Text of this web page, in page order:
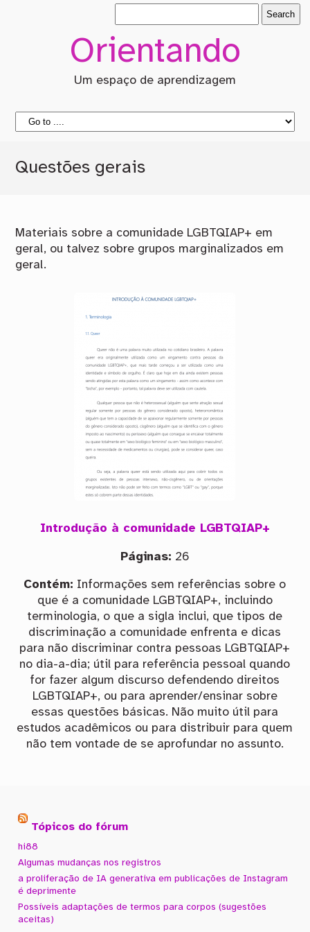
Orientando
Um espaço de aprendizagem
Questões gerais
Materiais sobre a comunidade LGBTQIAP+ em
geral, ou talvez sobre grupos marginalizados em
geral.
Introdução à comunidade LGBTQIAP+
Páginas: 26
Contém: Informações sem referências sobre o
que é a comunidade LGBTQIAP+, incluindo
terminologia, o que a sigla inclui, que tipos de
discriminação a comunidade enfrenta e dicas
para não discriminar contra pessoas LGBTQIAP+
no dia-a-dia; útil para referência pessoal quando
for fazer algum discurso defendendo direitos
LGBTQIAP+, ou para aprender/ensinar sobre
essas questões básicas. Não muito útil para
estudos acadêmicos ou para distribuir para quem
não tem vontade de se aprofundar no assunto.
Tópicos do fórum
hi88
Algumas mudanças nos registros
a proliferação de IA generativa em publicações de Instagram
é deprimente
Possíveis adaptações de termos para corpos (sugestões
aceitas)